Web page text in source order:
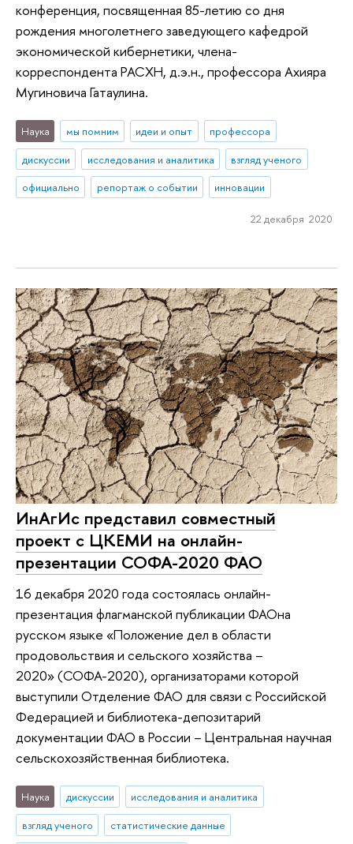
конференция, посвященная 85-летию со дня
рождения многолетнего заведующего кафедрой
экономической кибернетики, члена-
корреспондента РАСХН, д.э.н., профессора Ахияра
Мугиновича Гатаулина.
Наука мы помним идеи и опыт
профессора
дискуссии
исследования и аналитика
взгляд ученого
официально
репортаж о событии инновации
22 декабря 2020
ИнАгИс представил совместный
проект с ЦКЕМИ на онлайн-
презентации СОФА-2020 ФАО
16 декабря 2020 года состоялась онлайн-
презентация флагманской публикации ФАОна
русском языке «Положение дел в области
продовольствия и сельского хозяйства –
2020» (СОФА-2020), организаторами которой
выступили Отделение ФАО для связи с Российской
Федерацией и библиотека-депозитарий
документации ФАО в России – Центральная научная
сельскохозяйственная библиотека.
Наука дискуссии
исследования и аналитика
взгляд ученого
статистические данные